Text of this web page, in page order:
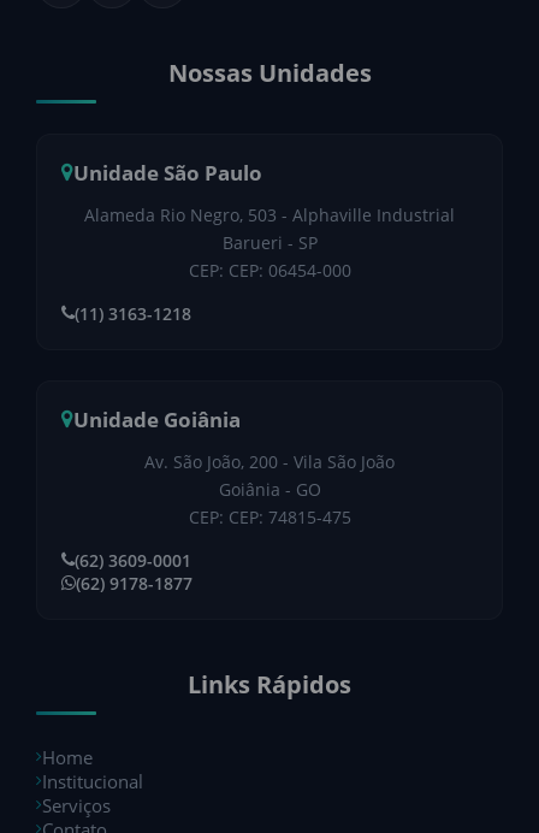
Nossas Unidades
Unidade São Paulo
Alameda Rio Negro, 503 - Alphaville Industrial
Barueri - SP
CEP: CEP: 06454-000
(11) 3163-1218
Unidade Goiânia
Av. São João, 200 - Vila São João
Goiânia - GO
CEP: CEP: 74815-475
(62) 3609-0001
(62) 9178-1877
Links Rápidos
Home
Institucional
Serviços